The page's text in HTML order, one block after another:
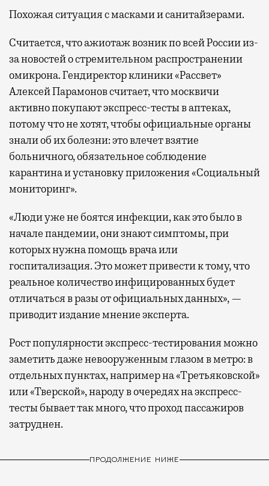
Похожая ситуация с масками и санитайзерами.
Считается, что ажиотаж возник по всей России из-
за новостей о стремительном распространении
омикрона. Гендиректор клиники «Рассвет»
Алексей Парамонов считает, что москвичи
активно покупают экспресс-тесты в аптеках,
потому что не хотят, чтобы официальные органы
знали об их болезни: это влечет взятие
больничного, обязательное соблюдение
карантина и установку приложения «Социальный
мониторинг».
«Люди уже не боятся инфекции, как это было в
начале пандемии, они знают симптомы, при
которых нужна помощь врача или
госпитализация. Это может привести к тому, что
реальное количество инфицированных будет
отличаться в разы от официальных данных», —
приводит издание мнение эксперта.
Рост популярности экспресс-тестирования можно
заметить даже невооруженным глазом в метро: в
отдельных пунктах, например на «Третьяковской»
или «Тверской», народу в очередях на экспресс-
тесты бывает так много, что проход пассажиров
затруднен.
ПРОДОЛЖЕНИЕ НИЖЕ